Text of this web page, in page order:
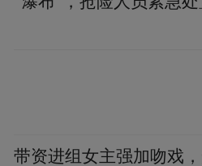
客户服务保障、人才调
同程也在积极准备。在1
带资进组女主强加吻戏